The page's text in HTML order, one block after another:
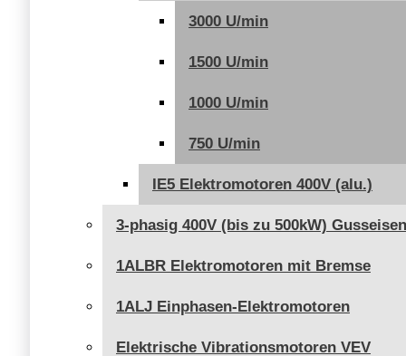
3000 U/min
1500 U/min
1000 U/min
750 U/min
IE5 Elektromotoren 400V (alu.)
3-phasig 400V (bis zu 500kW) Gusseisen
1ALBR Elektromotoren mit Bremse
1ALJ Einphasen-Elektromotoren
Elektrische Vibrationsmotoren VEV